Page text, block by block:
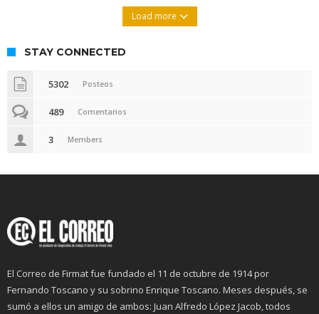
Load more
STAY CONNECTED
5302 Posteos
489 Comentarios
3 Members
El Correo de Firmat fue fundado el 11 de octubre de 1914 por
Fernando Toscano y su sobrino Enrique Toscano. Meses después, se
sumó a ellos un amigo de ambos: Juan Alfredo López Jacob, todos